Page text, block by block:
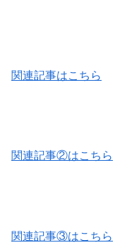
関連記事はこちら
関連記事②はこちら
関連記事③はこちら